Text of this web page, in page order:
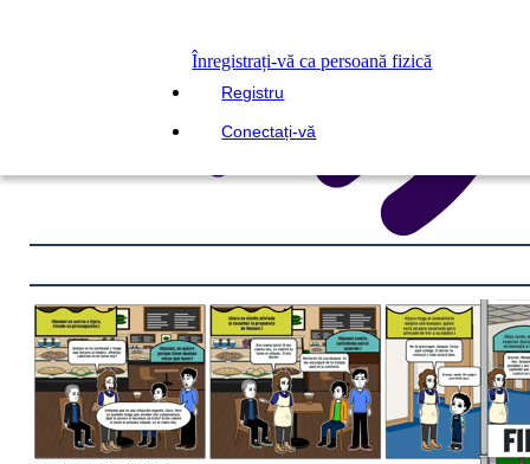
Înregistrați-vă ca persoană fizică
Registru
Conectați-vă